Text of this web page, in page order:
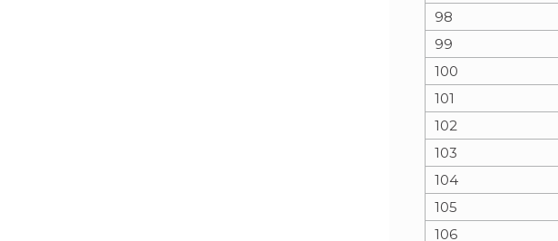
98
99
100
101
102
103
104
105
106